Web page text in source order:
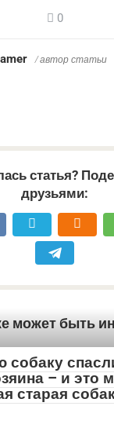
0
/ автор статьи
статья?
друзьями:
может быть
собаку
– и это
старая